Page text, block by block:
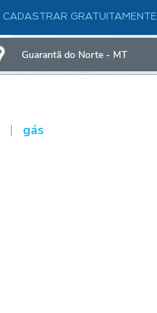
CADASTRAR GRATUITAMENTE
gás